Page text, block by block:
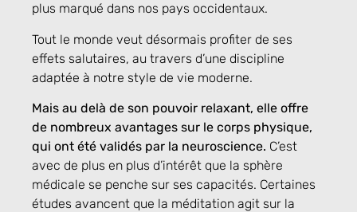
plus marqué dans nos pays occidentaux.
Tout le monde veut désormais profiter de ses
effets salutaires, au travers d’une discipline
adaptée à notre style de vie moderne.
Mais au delà de son pouvoir relaxant, elle offre
de nombreux avantages sur le corps physique,
qui ont été validés par la neuroscience. C’est
avec de plus en plus d’intérêt que la sphère
médicale se penche sur ses capacités. Certaines
études avancent que la méditation agit sur la